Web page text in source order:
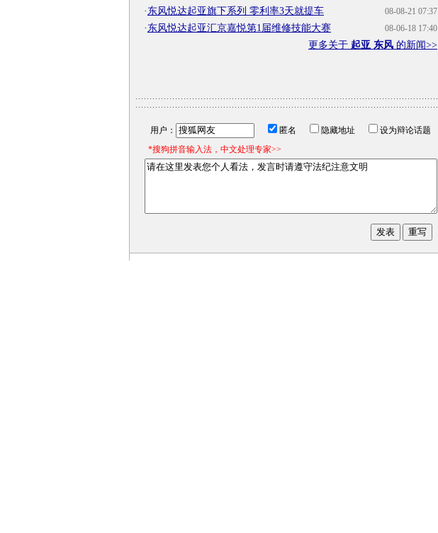
08-08-21 07:37
· 东风悦达起亚旗下系列 零利率3天就提车
08-06-18 17:40
· 东风悦达起亚汇京嘉悦第1届维修技能大赛
更多关于 起亚 东风 的新闻>>
用户： 匿名 隐藏地址
设为辩论话题
*搜狗拼音输入法，中文处理专家>>